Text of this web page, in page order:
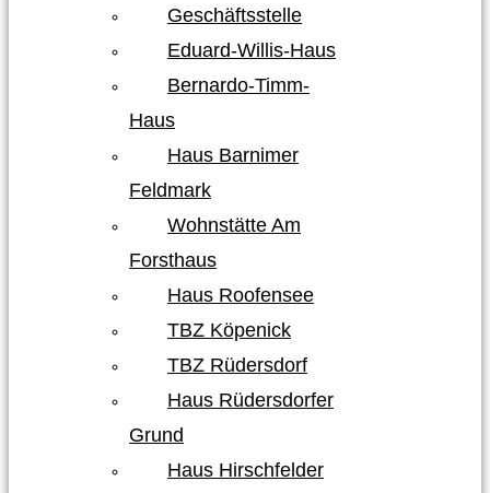
Geschäftsstelle
Eduard-Willis-Haus
Bernardo-Timm-
Haus
Haus Barnimer
Feldmark
Wohnstätte Am
Forsthaus
Haus Roofensee
TBZ Köpenick
TBZ Rüdersdorf
Haus Rüdersdorfer
Grund
Haus Hirschfelder